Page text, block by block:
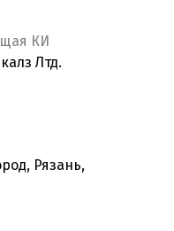
КИ
Лтд.
Рязань,